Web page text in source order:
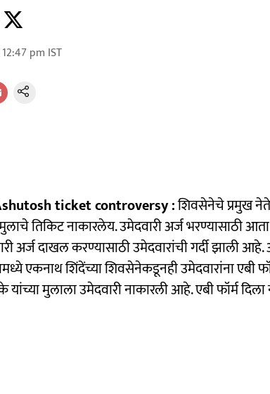
pm IST
ticket controversy :शिवसेनेचे प्रमुख
तिकिट नाकारलेय. उमेदवारी अर्ज भरण्यासाठी
अर्ज दाखल करण्यासाठी उमेदवारांची गर्दी झाली आहे.
एकनाथ शिंदेंच्या शिवसेनेकडूनही उमेदवारांना एबी
मुलाला उमेदवारी नाकारली आहे. एबी फॉर्म दिला